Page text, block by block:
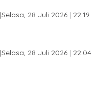
|Selasa, 28 Juli 2026 | 22:19
|Selasa, 28 Juli 2026 | 22:04